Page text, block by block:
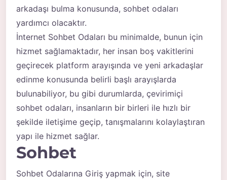
arkadaşı bulma konusunda, sohbet odaları
yardımcı olacaktır.
İnternet Sohbet Odaları bu minimalde, bunun için
hizmet sağlamaktadır, her insan boş vakitlerini
geçirecek platform arayışında ve yeni arkadaşlar
edinme konusunda belirli başlı arayışlarda
bulunabiliyor, bu gibi durumlarda, çevirimiçi
sohbet odaları, insanların bir birleri ile hızlı bir
şekilde iletişime geçip, tanışmalarını kolaylaştıran
yapı ile hizmet sağlar.
Sohbet
Sohbet Odalarına Giriş yapmak için, site